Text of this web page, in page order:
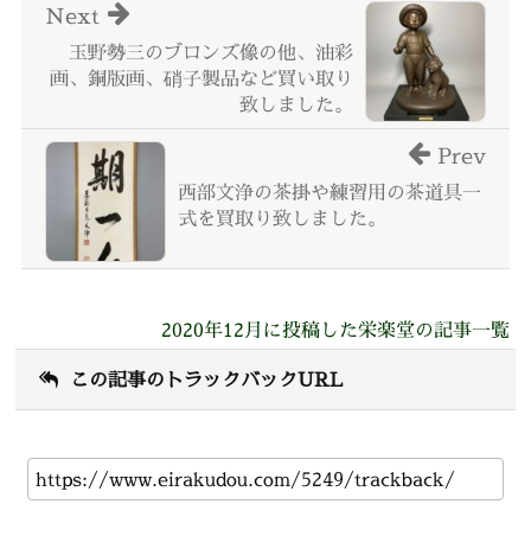
玉野勢三のブロンズ像の他、油彩
画、銅版画、硝子製品など買い取り
致しました。
Next
西部文浄の茶掛や練習用の茶道具一
式を買取り致しました。
Prev
2020年12月に投稿した栄楽堂の記事一覧
この記事のトラックバックURL